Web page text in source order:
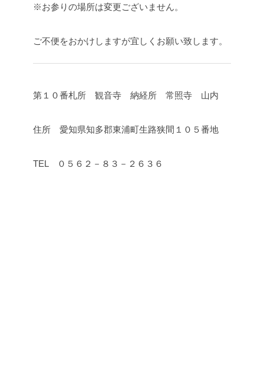
※お参りの場所は変更ございません。
ご不便をおかけしますが宜しくお願い致します。
第１０番札所 観音寺 納経所 常照寺 山内
住所 愛知県知多郡東浦町生路狭間１０５番地
TEL ０５６２－８３－２６３６